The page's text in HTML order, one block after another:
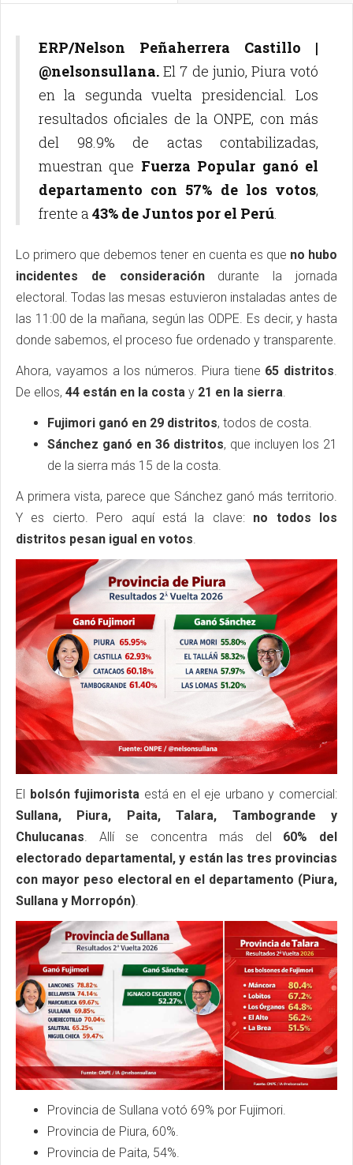
ERP/Nelson Peñaherrera Castillo |
@nelsonsullana.El 7 de junio, Piura votó
en la segunda vuelta presidencial. Los
resultados oficiales de la ONPE, con más
del 98.9% de actas contabilizadas,
muestran que Fuerza Popular ganó el
departamento con 57% de los votos,
frente a43% de Juntos por el Perú.
Lo primero que debemos tener en cuenta es que no hubo
incidentes de consideracióndurante la jornada
electoral. Todas las mesas estuvieron instaladas antes de
las 11:00 de la mañana, según las ODPE. Es decir, y hasta
donde sabemos, el proceso fue ordenado y transparente.
Ahora, vayamos a los números. Piura tiene 65 distritos.
De ellos, 44 están en la costa y 21 en la sierra.
Fujimori ganó en 29 distritos, todos de costa.
Sánchez ganó en 36 distritos, que incluyen los 21
de la sierra más 15 de la costa.
A primera vista, parece que Sánchez ganó más territorio.
Y es cierto. Pero aquí está la clave: no todos los
distritos pesan igual en votos.
El bolsón fujimorista está en el eje urbano y comercial:
Sullana, Piura, Paita, Talara, Tambogrande y
Chulucanas. Allí se concentra más del 60% del
electorado departamental, y están las tres provincias
con mayor peso electoral en el departamento (Piura,
Sullana y Morropón).
Provincia de Sullana votó 69% por Fujimori.
Provincia de Piura, 60%.
Provincia de Paita, 54%.